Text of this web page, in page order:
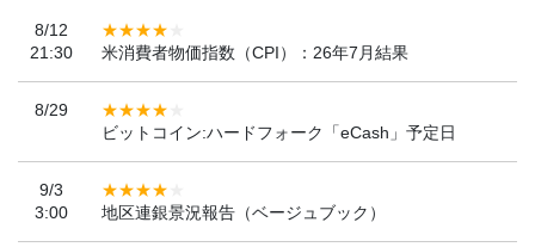
8/12
21:30
米消費者物価指数（CPI）：26年7月結果
8/29
ビットコイン:ハードフォーク「eCash」予定日
9/3
3:00
地区連銀景況報告（ベージュブック）